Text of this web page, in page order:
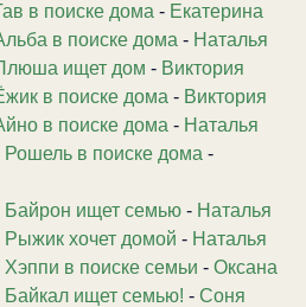
в поиске дома - Екатерина
в поиске дома - Наталья
ищет дом - Виктория
в поиске дома - Виктория
в поиске дома - Наталья
Рошель в поиске дома -
Байрон ищет семью - Наталья
Рыжик хочет домой - Наталья
Хэппи в поиске семьи - Оксана
Байкал ищет семью! - Соня